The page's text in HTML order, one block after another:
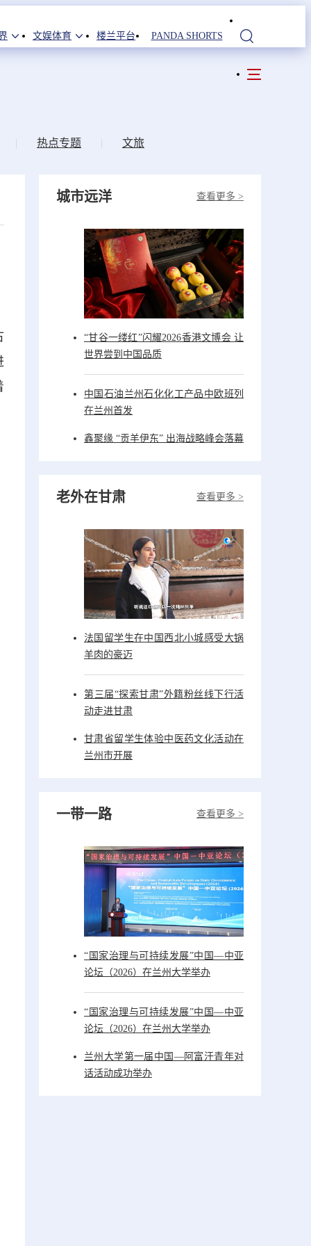
文娱体育 楼兰平台 PANDA SHORTS
| 热点专题 | 文旅
查看更多 >
城市远洋
“甘谷一缕红”闪耀2026香港文博会 让
世界尝到中国品质
中国石油兰州石化化工产品中欧班列
在兰州首发
鑫聚缘 “贡羊伊东” 出海战略峰会落幕
查看更多 >
老外在甘肃
法国留学生在中国西北小城感受大锅
羊肉的豪迈
第三届“探索甘肃”外籍粉丝线下行活
动走进甘肃
甘肃省留学生体验中医药文化活动在
兰州市开展
查看更多 >
一带一路
“国家治理与可持续发展”中国—中亚
论坛（2026）在兰州大学举办
“国家治理与可持续发展”中国—中亚
论坛（2026）在兰州大学举办
兰州大学第一届中国—阿富汗青年对
话活动成功举办